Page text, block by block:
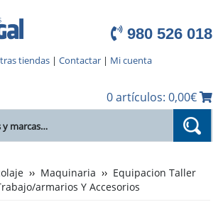
980 526 018
tiendas| Contactar| Mi cuenta
0 artículos: 0,00€
Maquinaria
Equipacion Taller
armarios Y Accesorios